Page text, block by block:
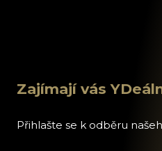
Zajímají vás
Přihlašte se k odběru